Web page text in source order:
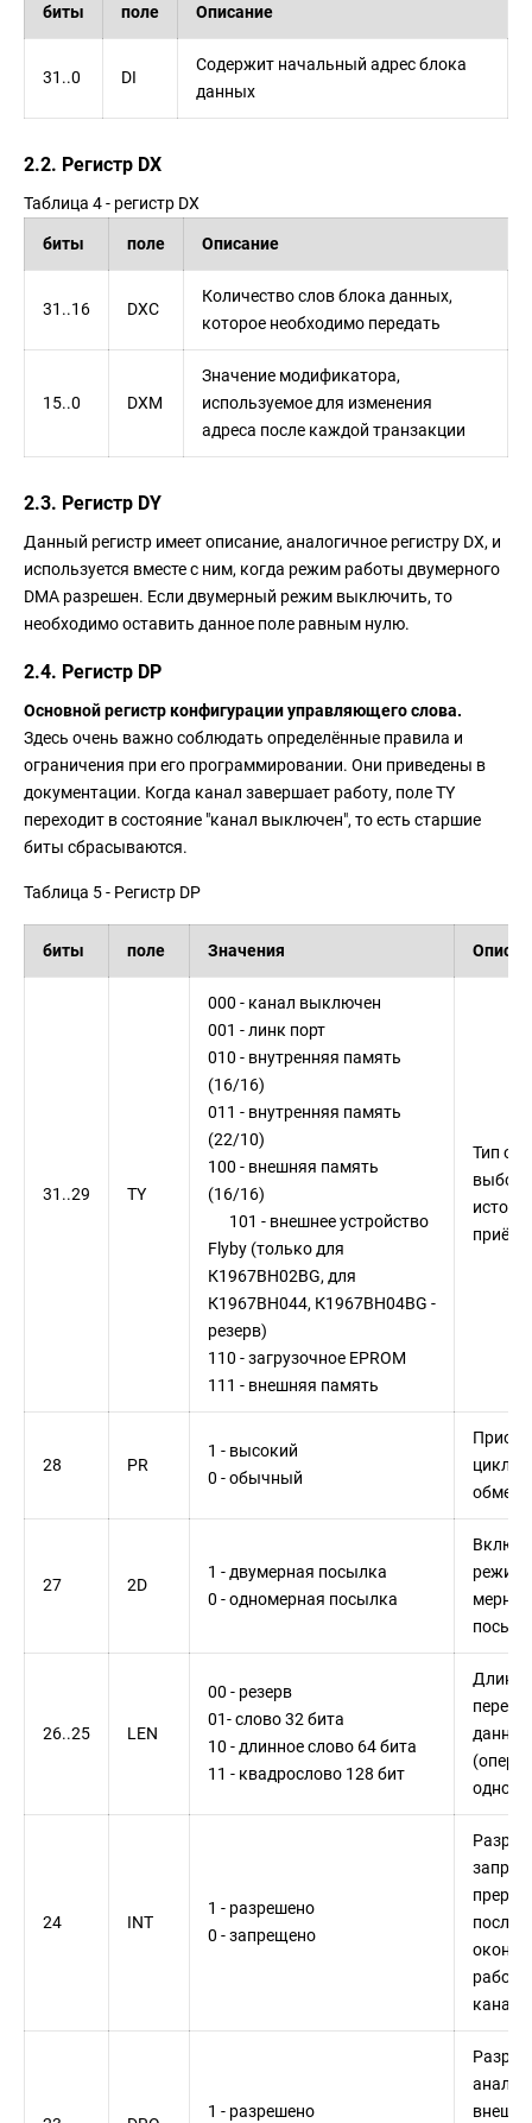
биты поле Описание
31..0 DI
Содержит начальный адрес блока
данных
2.2. Регистр DX
Таблица 4 - регистр DX
биты поле Описание
31..16 DXC
Количество слов блока данных,
которое необходимо передать
15..0 DXM
Значение модификатора,
используемое для изменения
адреса после каждой транзакции
2.3. Регистр DY
Данный регистр имеет описание, аналогичное регистру DX, и
используется вместе с ним, когда режим работы двумерного
DMA разрешен. Если двумерный режим выключить, то
необходимо оставить данное поле равным нулю.
2.4. Регистр DP
Основной регистр конфигурации управляющего слова.
Здесь очень важно соблюдать определённые правила и
ограничения при его программировании. Они приведены в
документации. Когда канал завершает работу, поле TY
переходит в состояние "канал выключен", то есть старшие
биты сбрасываются.
Таблица 5 - Регистр DP
биты поле Значения
31..29 TY
000 - канал выключен
001 - линк порт
010 - внутренняя память
(16/16)
011 - внутренняя память
(22/10)
100 - внешняя память
(16/16)
101 - внешнее устройство
Flyby (только для
К1967ВН02BG, для
К1967ВН044, К1967ВН04BG -
резерв)
110 - загрузочное EPROM
111 - внешняя память
Тип
выбор
28 PR
1 - высокий
0 - обычный
циклов
обмена
27 2D
1 - двумерная посылка
0 - одномерная посылка
мерной
26..25 LEN
00 - резерв
01- слово 32 бита
10 - длинное слово 64 бита
11 - квадрослово 128 бит
Длина
данных
одном
24 INT
1 - разрешено
0 - запрещено
после
работы
канала
1 - разрешено